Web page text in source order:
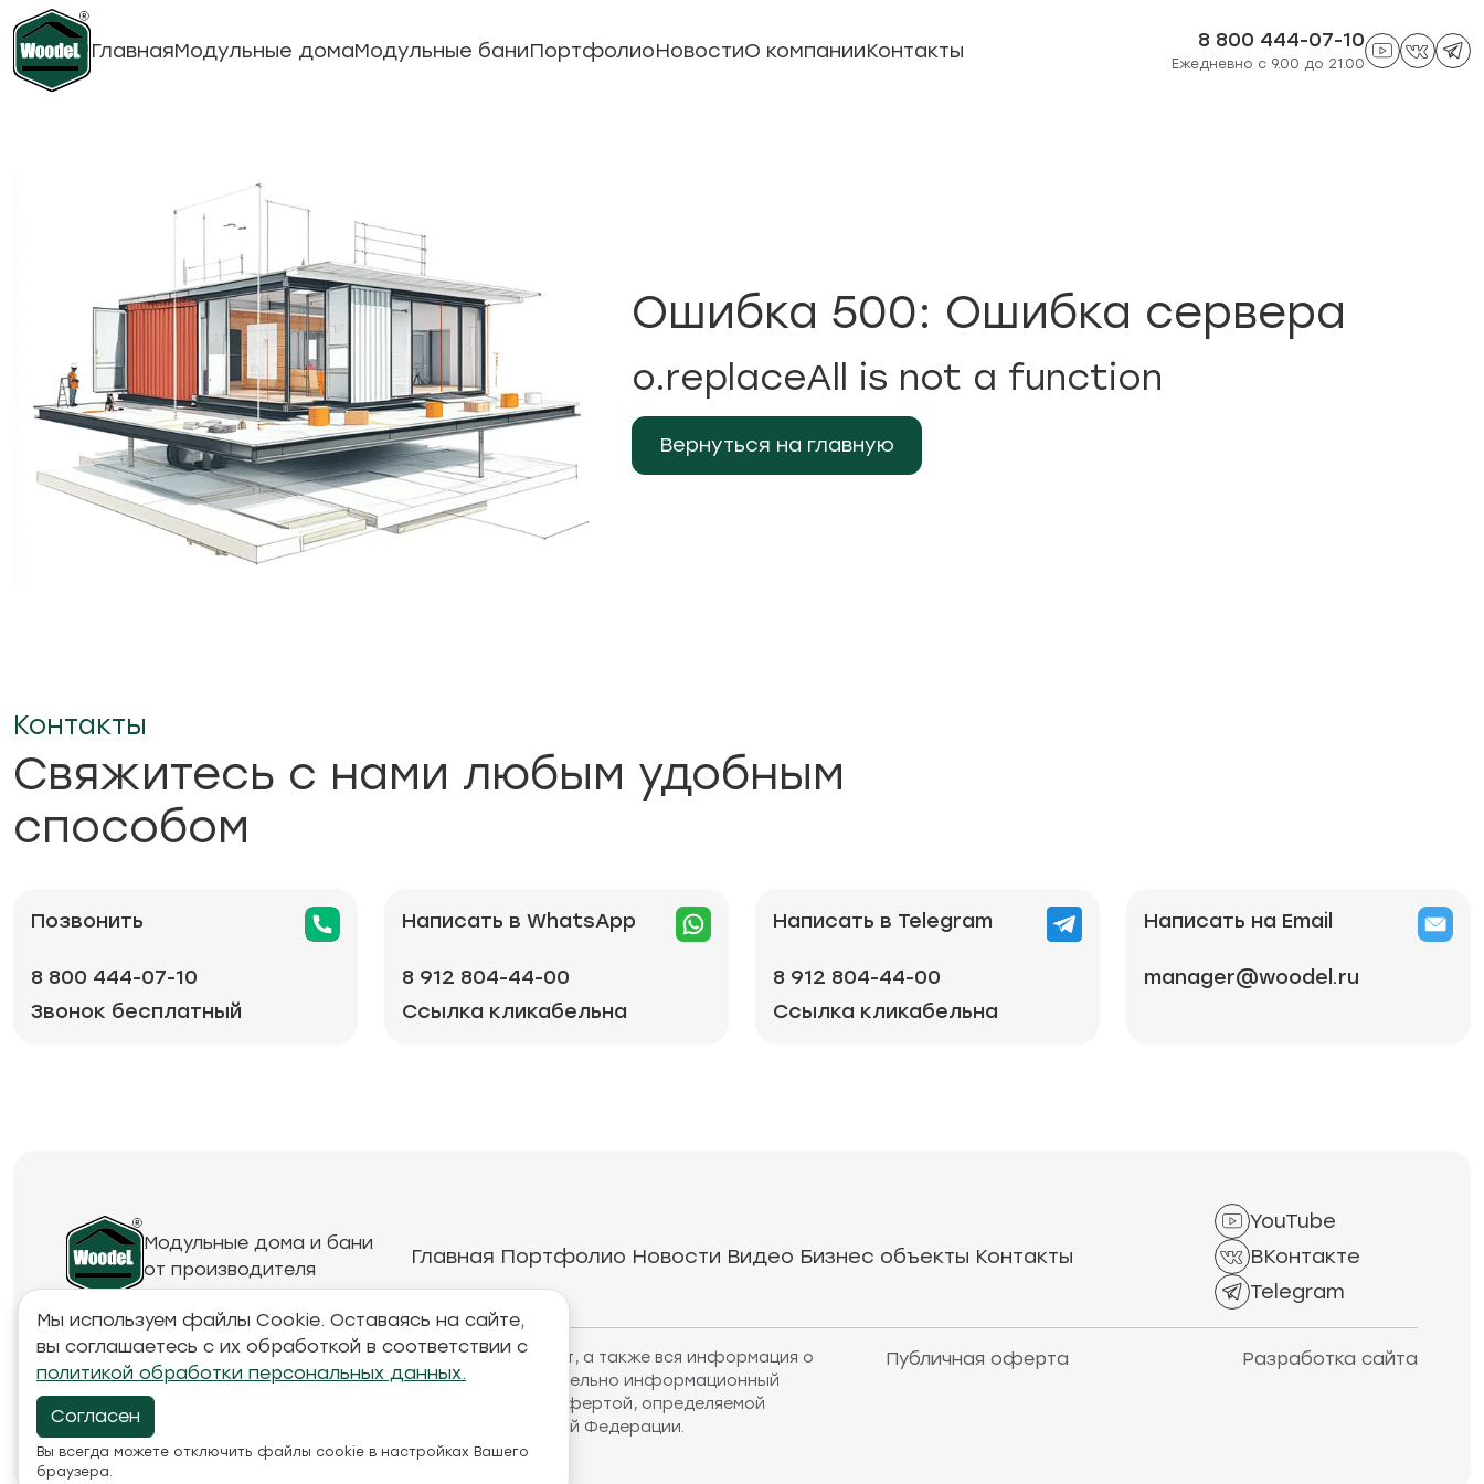
ГлавнаяМодульные домаМодульные баниПортфолиоНовостиО компанииКонтакты 8 800 444-07-10
Ежедневно с 9.00 до 21.00
Ошибка 500: Ошибка сервера
o.replaceAll is not a function
Вернуться на главную
Контакты
Свяжитесь с нами любым удобным
способом
Позвонить
8 800 444-07-10
Звонок бесплатный
Написать в WhatsApp
8 912 804-44-00
Ссылка кликабельна
Написать в Telegram
8 912 804-44-00
Ссылка кликабельна
Написать на Email
manager@woodel.ru
Модульные дома и бани
от производителя
Главная Портфолио Новости Видео Бизнес объекты Контакты
YouTube
ВКонтакте
Telegram
Обращаем ваше внимание на то, что данный интернет-сайт, а также вся информация о
товарах и ценах, предоставленная на нём, носит исключительно информационный
характер и ни при каких условиях не является публичной офертой, определяемой
положениями Статьи 437 Гражданского кодекса Российской Федерации.
Публичная оферта Разработка сайта
Мы используем файлы Cookie. Оставаясь на сайте,
вы соглашаетесь с их обработкой в соответствии с
политикой обработки персональных данных.
Согласен
Вы всегда можете отключить файлы cookie в настройках Вашего
браузера.